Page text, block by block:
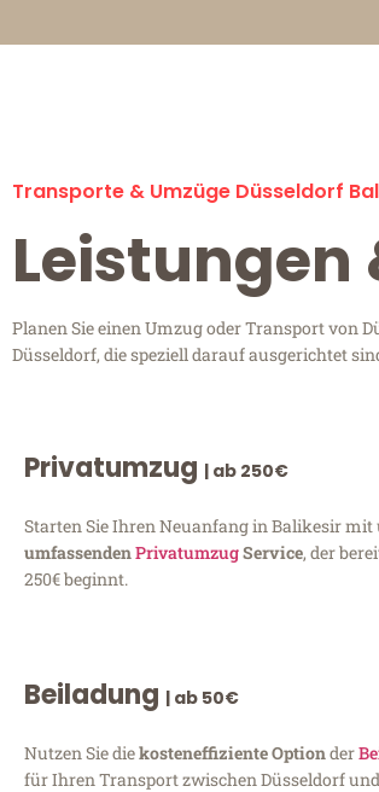
Transporte & Umzüge Düsseldorf
Leistungen
Planen Sie einen Umzug oder Transport von
Düsseldorf, die speziell darauf ausgerichtet
Privatumzug | ab 250€
Starten Sie Ihren Neuanfang in Balikesir mit
umfassendenPrivatumzugService, der
250€ beginnt.
Beiladung | ab 50€
Nutzen Sie diekosteneffiziente Optionder
für Ihren Transport zwischen Düsseldorf und